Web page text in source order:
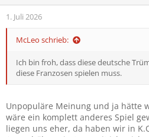
n
e
1. Juli 2026
McLeo schrieb:
Ich bin froh, dass diese deutsche
diese Franzosen spielen muss.
Unpopuläre Meinung und ja hätte
wäre ein komplett anderes Spiel
liegen uns eher, da haben wir in